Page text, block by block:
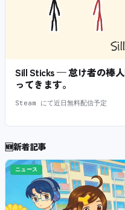
Sill Sticks — 怠け者の棒
ってきます。
Steam にて近日無料配信予定
🆕新着記事
ニュース